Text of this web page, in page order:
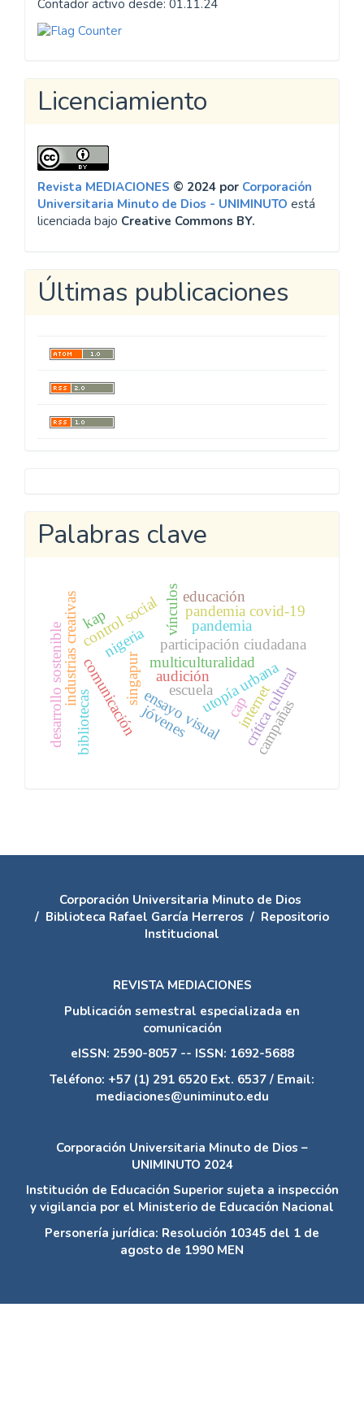
Contador activo desde: 01.11.24
Licenciamiento
Revista MEDIACIONES © 2024 por Corporación
Universitaria Minuto de Dios - UNIMINUTO está
licenciada bajo Creative Commons BY.
Últimas publicaciones
Palabras clave
ensayo visual
singapur
control social
multiculturalidad
utopía urbana
crítica cultural
industrias creativascomunicación
desarrollo sostenible participación ciudadana
vínculos pandemia covid-19
pandemia
escuela internet
educación
jóvenes
audición
campañas
cap
kap
bibliotecas
nigeria
Corporación Universitaria Minuto de Dios
/ Biblioteca Rafael García Herreros / Repositorio
Institucional
REVISTA MEDIACIONES
Publicación semestral especializada en
comunicación
eISSN: 2590-8057 -- ISSN: 1692-5688
Teléfono: +57 (1) 291 6520 Ext. 6537 / Email:
mediaciones@uniminuto.edu
Corporación Universitaria Minuto de Dios –
UNIMINUTO 2024
Institución de Educación Superior sujeta a inspección
y vigilancia por el Ministerio de Educación Nacional
Personería jurídica: Resolución 10345 del 1 de
agosto de 1990 MEN